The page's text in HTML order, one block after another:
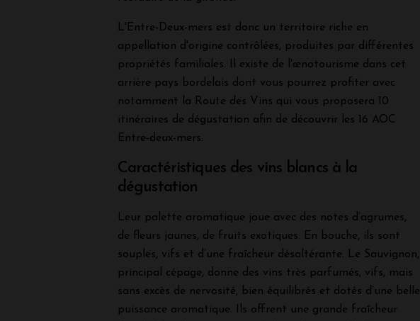
L'Entre-Deux-mers est donc un territoire riche en
appellation d'origine contrôlées, produites par différentes
propriétés familiales. Il existe de l'œnotourisme dans cet
arrière pays bordelais dont vous pourrez profiter avec
notamment la Route des Vins qui vous proposera 10
itinéraires de dégustation afin de découvrir les 16 AOC
Entre-deux-mers.
Caractéristiques des vins blancs à la
dégustation
Leur palette aromatique joue avec des notes d’agrumes,
de fleurs jaunes, de fruits exotiques. En bouche, ils sont
souples, vifs et d’une fraîcheur désaltérante. Le Sauvignon,
principal cépage, donne des vins très parfumés, vifs, mais
sans excès de nervosité, bien équilibrés et dotés d’une belle
puissance aromatique. Ils offrent une grande fraîcheur